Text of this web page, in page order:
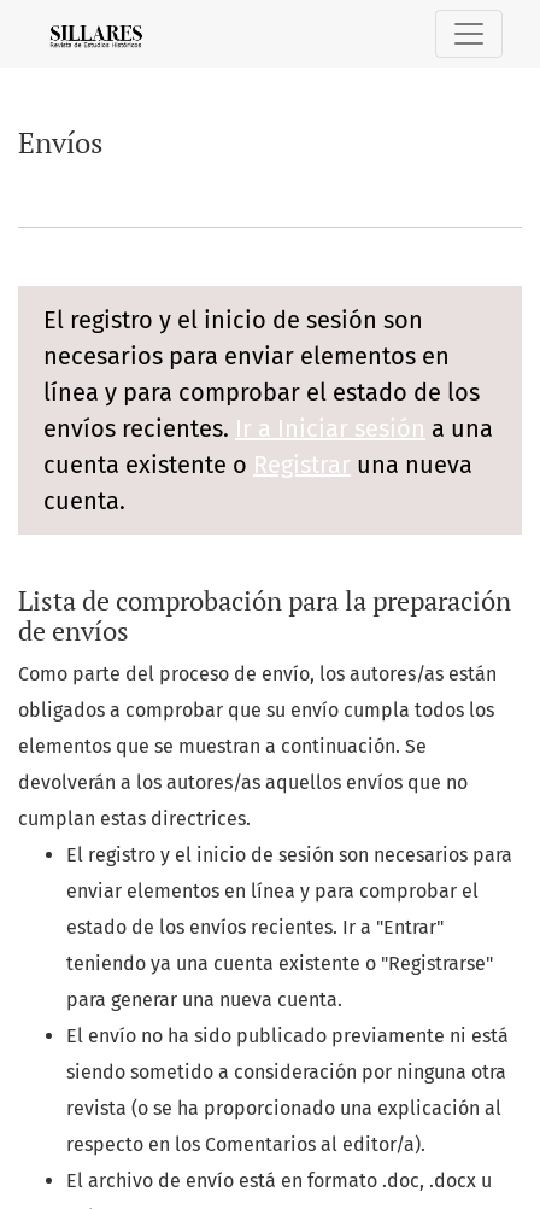
Envíos
El registro y el inicio de sesión son
necesarios para enviar elementos en
línea y para comprobar el estado de los
envíos recientes. Ir a Iniciar sesión a una
cuenta existente o Registrar una nueva
cuenta.
Lista de comprobación para la preparación
de envíos
Como parte del proceso de envío, los autores/as están
obligados a comprobar que su envío cumpla todos los
elementos que se muestran a continuación. Se
devolverán a los autores/as aquellos envíos que no
cumplan estas directrices.
El registro y el inicio de sesión son necesarios para
enviar elementos en línea y para comprobar el
estado de los envíos recientes. Ir a "Entrar"
teniendo ya una cuenta existente o "Registrarse"
para generar una nueva cuenta.
El envío no ha sido publicado previamente ni está
siendo sometido a consideración por ninguna otra
revista (o se ha proporcionado una explicación al
respecto en los Comentarios al editor/a).
El archivo de envío está en formato .doc, .docx u